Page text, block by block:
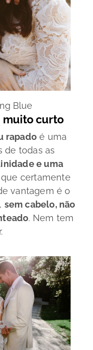
Blue
muito curto
rapado é uma
de todas as
e uma
certamente
vantagem é o
sem cabelo, não
. Nem tem